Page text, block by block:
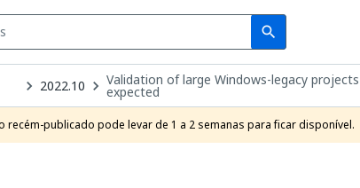
search
Search
2022.10 Validation of large Windows-legacy
expected
recém-publicado pode levar de 1 a 2 semanas para ficar disponível.